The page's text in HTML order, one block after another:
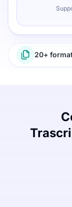
20+